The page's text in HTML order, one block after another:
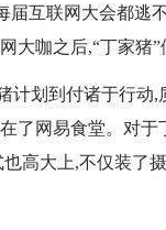
届互联网大会都逃
大咖之后,“丁家猪”
计划到付诸于行动
了网易食堂。对
也高大上,不仅装了